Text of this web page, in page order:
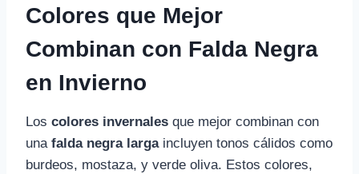
Colores que Mejor
Combinan con Falda Negra
en Invierno
Los colores invernales que mejor combinan con
una falda negra largaincluyen tonos cálidos como
burdeos, mostaza, y verde oliva. Estos colores,